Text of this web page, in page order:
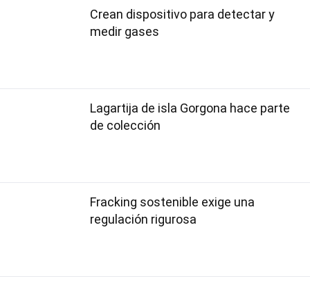
Crean dispositivo para detectar y
medir gases
Lagartija de isla Gorgona hace parte
de colección
Fracking sostenible exige una
regulación rigurosa